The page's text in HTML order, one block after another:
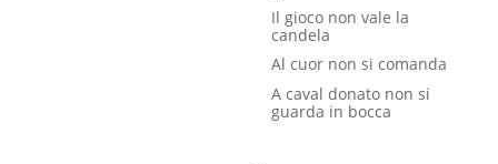
Il gioco non vale la
candela
Al cuor non si comanda
A caval donato non si
guarda in bocca